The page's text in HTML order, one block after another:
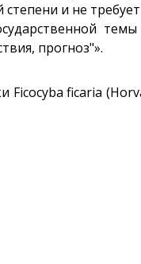
и не
прогноз"».
ficaria